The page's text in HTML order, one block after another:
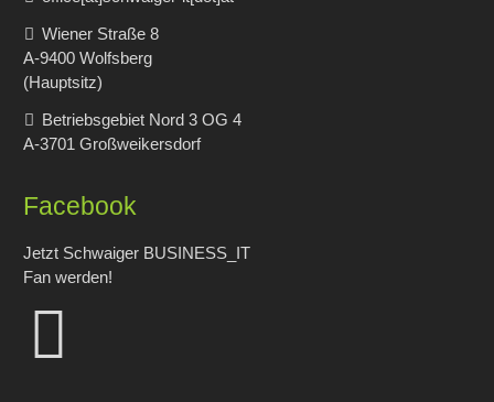
Wiener Straße 8
A-9400 Wolfsberg
(Hauptsitz)
Betriebsgebiet Nord 3 OG 4
A-3701 Großweikersdorf
Facebook
Jetzt Schwaiger BUSINESS_IT
Fan werden!